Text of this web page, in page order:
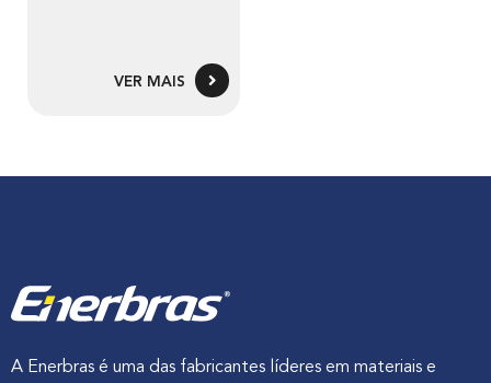
VER MAIS
A Enerbras é uma das fabricantes líderes em materiais e